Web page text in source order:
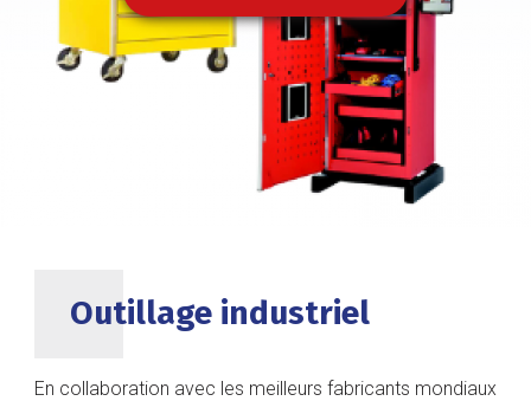
DÉCOUVRIR NOS SOLUTIONS
Outillage industriel
En collaboration avec les meilleurs fabricants mondiaux